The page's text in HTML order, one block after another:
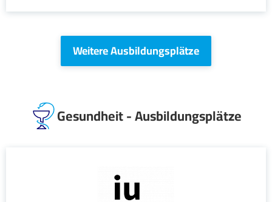
Weitere Ausbildungsplätze
Gesundheit - Ausbildungsplätze